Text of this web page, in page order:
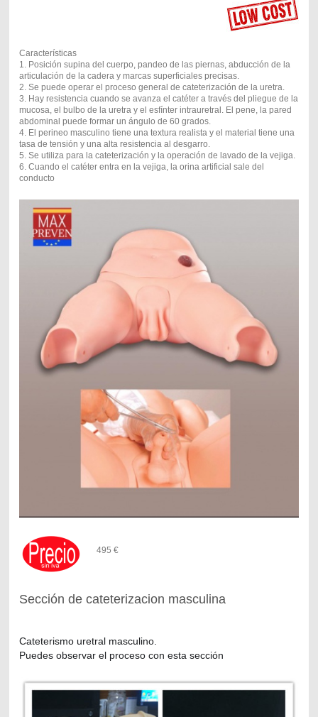
Características
1. Posición supina del cuerpo, pandeo de las piernas, abducción de la
articulación de la cadera y marcas superficiales precisas.
2. Se puede operar el proceso general de cateterización de la uretra.
3. Hay resistencia cuando se avanza el catéter a través del pliegue de la
mucosa, el bulbo de la uretra y el esfínter intrauretral. El pene, la pared
abdominal puede formar un ángulo de 60 grados.
4. El perineo masculino tiene una textura realista y el material tiene una
tasa de tensión y una alta resistencia al desgarro.
5. Se utiliza para la cateterización y la operación de lavado de la vejiga.
6. Cuando el catéter entra en la vejiga, la orina artificial sale del
conducto
495 €
Sección de cateterizacion masculina
Cateterismo uretral masculino.
Puedes observar el proceso con esta sección